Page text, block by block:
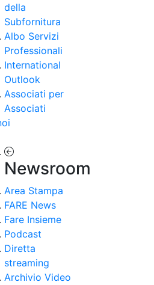
della
Subfornitura
Albo Servizi
Professionali
International
Outlook
Associati per
Associati
Newsroom
Area Stampa
FARE News
Fare Insieme
Podcast
Diretta
streaming
Archivio Video